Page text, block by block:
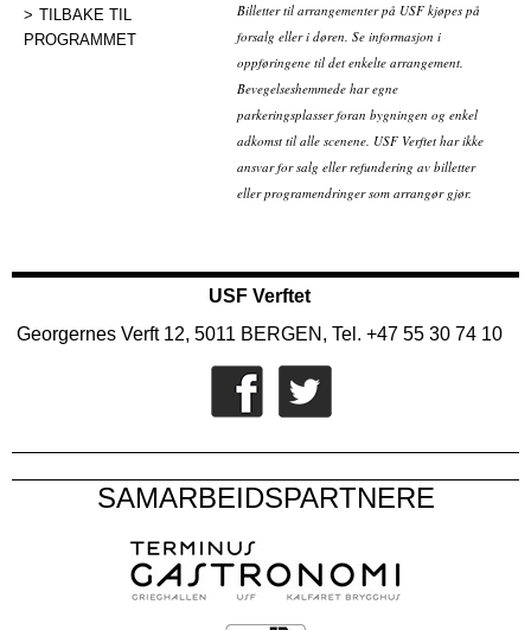
TILBAKE TIL
PROGRAMMET
Billetter til arrangementer på USF kjøpes på
forsalg eller i døren. Se informasjon i
oppføringene til det enkelte arrangement.
Bevegelseshemmede har egne
parkeringsplasser foran bygningen og enkel
adkomst til alle scenene. USF Verftet har ikke
ansvar for salg eller refundering av billetter
eller programendringer som arrangør gjør.
USF Verftet
Georgernes Verft 12, 5011 BERGEN, Tel. +47 55 30 74 10
SAMARBEIDSPARTNERE